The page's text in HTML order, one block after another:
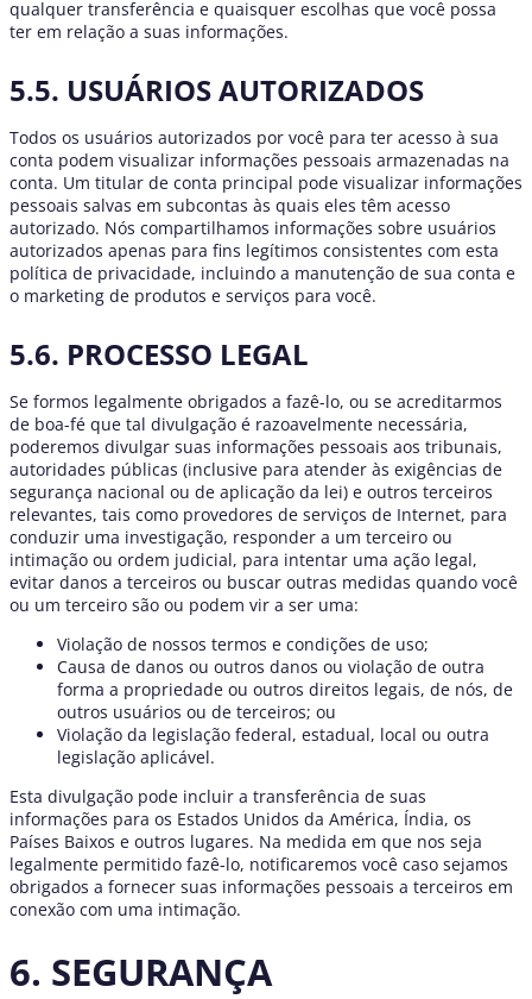
qualquer transferência e quaisquer escolhas que você possa
ter em relação a suas informações.
5.5. USUÁRIOS AUTORIZADOS
Todos os usuários autorizados por você para ter acesso à sua
conta podem visualizar informações pessoais armazenadas na
conta. Um titular de conta principal pode visualizar informações
pessoais salvas em subcontas às quais eles têm acesso
autorizado. Nós compartilhamos informações sobre usuários
autorizados apenas para fins legítimos consistentes com esta
política de privacidade, incluindo a manutenção de sua conta e
o marketing de produtos e serviços para você.
5.6. PROCESSO LEGAL
Se formos legalmente obrigados a fazê-lo, ou se acreditarmos
de boa-fé que tal divulgação é razoavelmente necessária,
poderemos divulgar suas informações pessoais aos tribunais,
autoridades públicas (inclusive para atender às exigências de
segurança nacional ou de aplicação da lei) e outros terceiros
relevantes, tais como provedores de serviços de Internet, para
conduzir uma investigação, responder a um terceiro ou
intimação ou ordem judicial, para intentar uma ação legal,
evitar danos a terceiros ou buscar outras medidas quando você
ou um terceiro são ou podem vir a ser uma:
Violação de nossos termos e condições de uso;
Causa de danos ou outros danos ou violação de outra
forma a propriedade ou outros direitos legais, de nós, de
outros usuários ou de terceiros; ou
Violação da legislação federal, estadual, local ou outra
legislação aplicável.
Esta divulgação pode incluir a transferência de suas
informações para os Estados Unidos da América, Índia, os
Países Baixos e outros lugares. Na medida em que nos seja
legalmente permitido fazê-lo, notificaremos você caso sejamos
obrigados a fornecer suas informações pessoais a terceiros em
conexão com uma intimação.
6. SEGURANÇA